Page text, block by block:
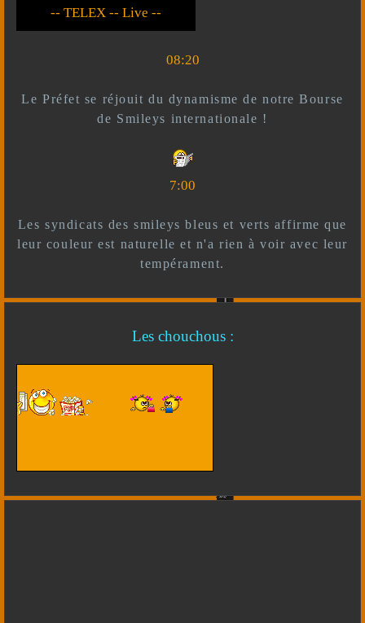
-- Live --- TELEX --
-- *)^^(* --
08:20
Le Préfet se réjouit du dynamisme de notre Bourse
de Smileys internationale !
7:00
Les syndicats des smileys bleus et verts affirme que
leur couleur est naturelle et n'a rien à voir avec leur
tempérament.
Les chouchous :